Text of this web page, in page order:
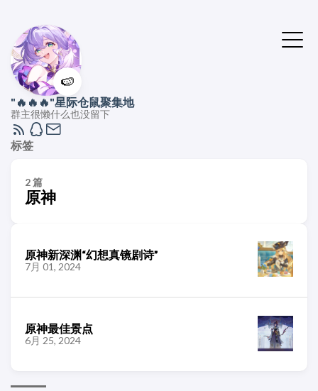
🍉
"🔥🔥🔥"星际仓鼠聚集地
群主很懒什么也没留下
标签
2 篇
原神
原神新深渊“幻想真镜剧诗”
7月 01, 2024
原神最佳景点
6月 25, 2024